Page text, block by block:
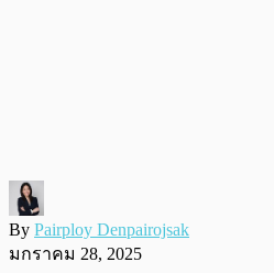
By Pairploy Denpairojsak
มกราคม 28, 2025